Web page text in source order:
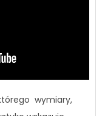
wymiary,